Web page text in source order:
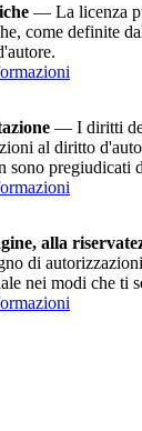
— La licenza
come definite
— I diritti
al diritto
sono pregiudicati
alla
di
nei modi che ti